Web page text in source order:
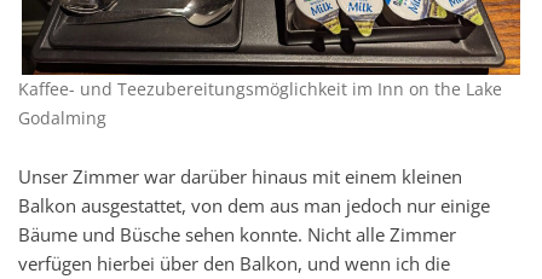
Kaffee- und Teezubereitungsmöglichkeit im Inn on the Lake
Godalming
Unser Zimmer war darüber hinaus mit einem kleinen
Balkon ausgestattet, von dem aus man jedoch nur einige
Bäume und Büsche sehen konnte. Nicht alle Zimmer
verfügen hierbei über den Balkon, und wenn ich die